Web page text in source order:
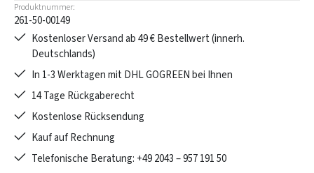
Produktnummer:
261-50-00149
Kostenloser Versand ab 49 € Bestellwert (innerh.
Deutschlands)
In 1-3 Werktagen mit DHL GOGREEN bei Ihnen
14 Tage Rückgaberecht
Kostenlose Rücksendung
Kauf auf Rechnung
Telefonische Beratung: +49 2043 – 957 191 50